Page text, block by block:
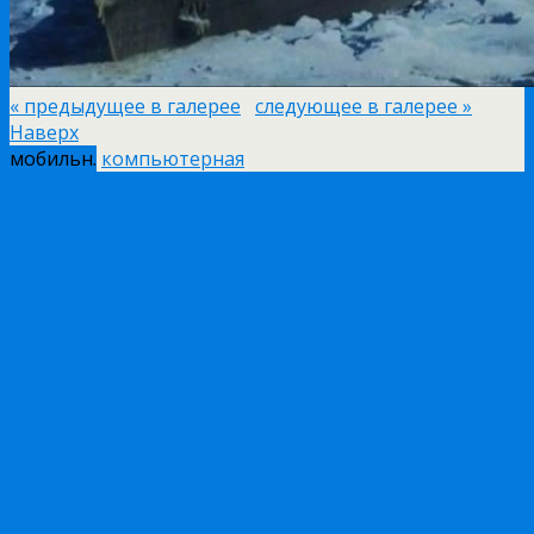
« предыдущее в галерее следующее в галерее »
Наверх
мобильн. компьютерная